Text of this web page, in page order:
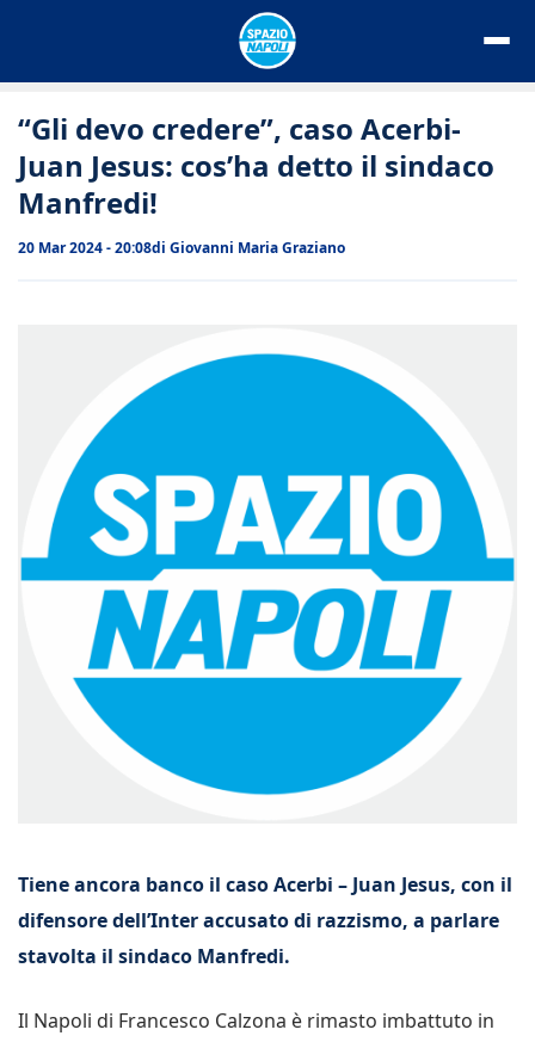
“Gli devo credere”, caso Acerbi-
Juan Jesus: cos’ha detto il sindaco
Manfredi!
20 Mar 2024 - 20:08di Giovanni Maria Graziano
Tiene ancora banco il caso Acerbi – Juan Jesus, con il
difensore dell’Inter accusato di razzismo, a parlare
stavolta il sindaco Manfredi.
Il Napoli di Francesco Calzona è rimasto imbattuto in